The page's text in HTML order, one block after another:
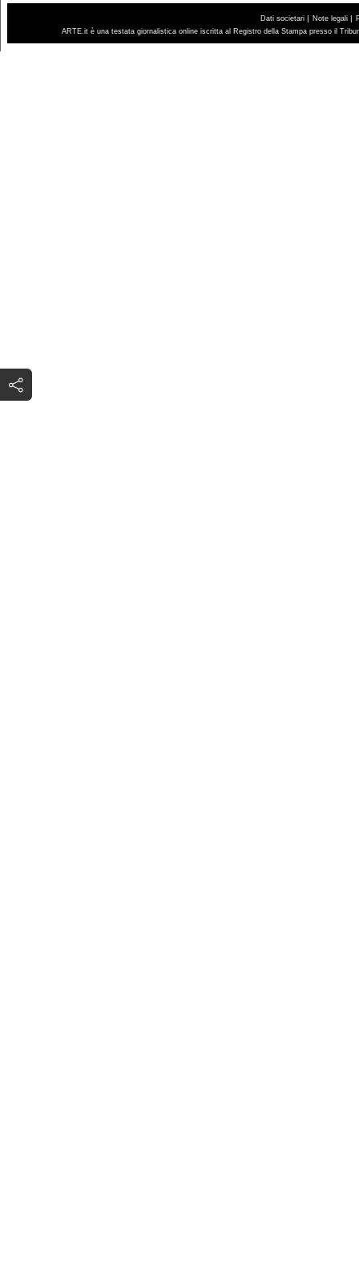
Dati societari | Note legali |
ARTE.it è una testata giornalistica online iscritta al Registro della Stampa presso il